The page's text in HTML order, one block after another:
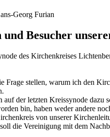
Georg Furian
und Besucher
des Kirchenkreises
Frage stellen, warum ich den
der letzten Kreissynode dazu
bin, haben weder andere
von unserer
die Vereinigung mit dem